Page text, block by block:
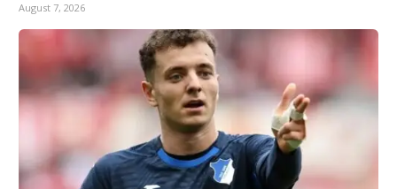
August 7, 2026